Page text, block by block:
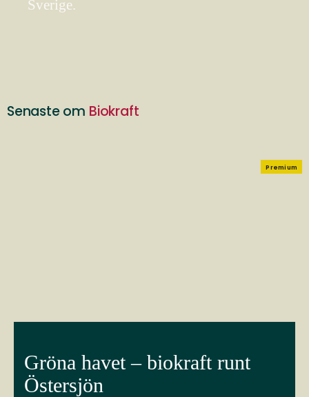
Sverige.
Senaste om Biokraft
Premium
Gröna havet – biokraft runt
Östersjön